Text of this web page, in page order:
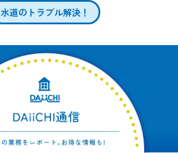
水道のトラブル解決！